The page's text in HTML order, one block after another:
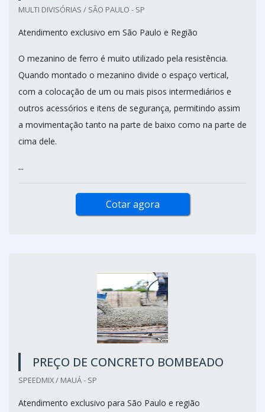
MULTI DIVISÓRIAS / SÃO PAULO - SP
Atendimento exclusivo em São Paulo e Região
O mezanino de ferro é muito utilizado pela resistência.
Quando montado o mezanino divide o espaço vertical,
com a colocação de um ou mais pisos intermediários e
outros acessórios e itens de segurança, permitindo assim
a movimentação tanto na parte de baixo como na parte de
cima dele.
...
Cotar agora
PREÇO DE CONCRETO BOMBEADO
SPEEDMIX / MAUÁ - SP
Atendimento exclusivo para São Paulo e região